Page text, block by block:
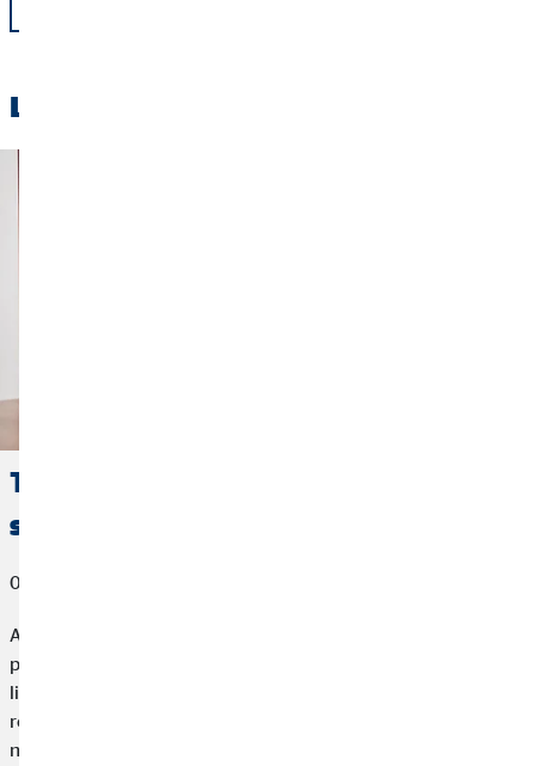
Lisez-le aussi :
Tenir un livre des comptes : Comment
suivre tes finances
01 février 2022
Avec l’agitation de la vie de tous les jours, très peu de
personnes connaissent vraiment l’état de leurs finances. Un
livre des comptes aide à garder une trace de tes dépenses et
recettes. La bonne nouvelle c’est que tenir un livre des comptes
n’est pas difficile du tout. Tu n’as pas besoin d’être un expert en